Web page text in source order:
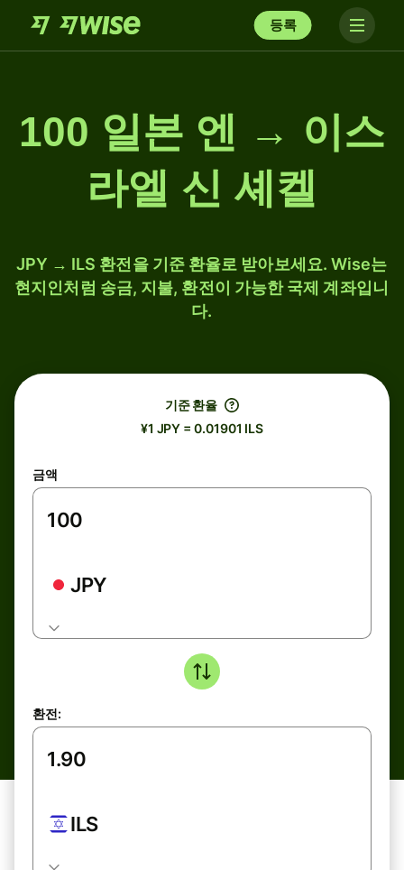
등록
100 일본 엔 → 이스
라엘 신 셰켈
JPY → ILS 환전을 기준 환율로 받아보세요. Wise는
현지인처럼 송금, 지불, 환전이 가능한 국제 계좌입니
다.
기준 환율
¥1 JPY = 0.01901 ILS
금액
JPY
환전:
ILS